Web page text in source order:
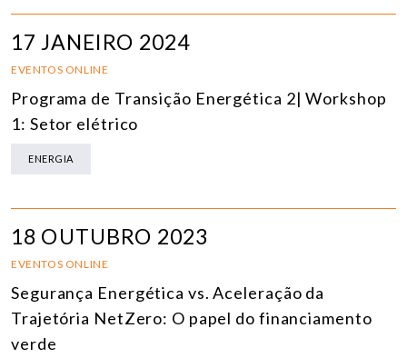
17 JANEIRO 2024
EVENTOS ONLINE
Programa de Transição Energética 2| Workshop
1: Setor elétrico
ENERGIA
18 OUTUBRO 2023
EVENTOS ONLINE
Segurança Energética vs. Aceleração da
Trajetória NetZero: O papel do financiamento
verde